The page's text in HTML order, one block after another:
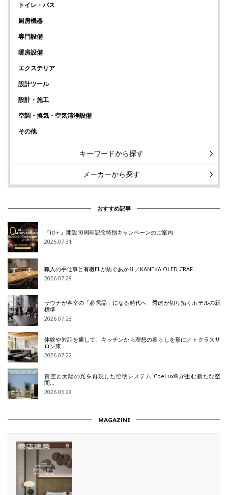
トイレ・バス
厨房機器
専門設備
暖房設備
エクステリア
設計ツール
設計・施工
空調・換気・空気清浄設備
その他
キーワードから探す
メーカーから探す
おすすめ記事
『id＋』開設10周年記念特別キャンペーンのご案内
2026.07.31
職人の手仕事と有機ELが紡ぐあかり／KANEKA OLED CRAF…
2026.07.28
サウナが客室の「必需品」になる時代へ 秀建が切り拓くホテルの新
標準
2026.07.28
体験や対話を通して、キッチンから理想の暮らしを形に／トクラスサ
ロン東…
2026.07.22
青空と太陽の光を再現した照明システム CoeLux®が生む新たな空
間…
2026.05.28
MAGAZINE